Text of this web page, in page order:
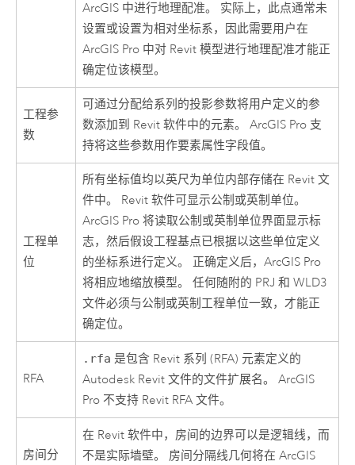
ArcGIS 中进行地理配准。 实际上，此点通常未
设置或设置为相对坐标系，因此需要用户在
ArcGIS Pro 中对 Revit 模型进行地理配准才能正
确定位该模型。
工程参
数
可通过分配给系列的投影参数将用户定义的参
数添加到 Revit 软件中的元素。ArcGIS Pro 支
持将这些参数用作要素属性字段值。
工程单
位
所有坐标值均以英尺为单位内部存储在 Revit 文
件中。 Revit 软件可显示公制或英制单位。
ArcGIS Pro 将读取公制或英制单位界面显示标
志，然后假设工程基点已根据以这些单位定义
的坐标系进行定义。 正确定义后，ArcGIS Pro
将相应地缩放模型。 任何随附的 PRJ 和 WLD3
文件必须与公制或英制工程单位一致，才能正
确定位。
RFA
.rfa 是包含 Revit 系列 (RFA) 元素定义的
Autodesk Revit 文件的文件扩展名。ArcGIS
Pro 不支持 Revit RFA 文件。
房间分
在 Revit 软件中，房间 的边界可以是逻辑线，而
不是实际墙壁。 房间分隔线几何将在ArcGIS